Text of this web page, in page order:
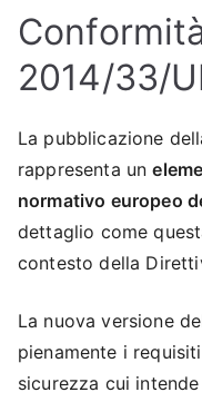
2014/33/
La pubblicazione
rappresenta un
normativo europeo
dettaglio come
contesto della
La nuova versione
pienamente i
sicurezza cui